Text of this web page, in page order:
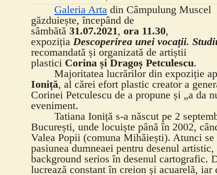
Galeria Arta din Câmpulung Muscel
găzduiește, începând de
sâmbătă 31.07.2021, ora 11.30,
expoziția Descoperirea unei vocații.
recomandată și organizată de artiștii
plastici Corina și Dragoș Petculescu.
Majoritatea lucrărilor din expoziție
Ioniță, al cărei efort plastic creator a
Corinei Petculescu de a propune și „a da
eveniment.
Tatiana Ioniță s-a născut pe 2
București, unde locuiște până în 2002,
Valea Popii (comuna Mihăiești). Atunci se
pasiunea dumneaei pentru desenul artistic,
background serios în desenul cartografic.
lucrează constant în creion și acuarelă, iar